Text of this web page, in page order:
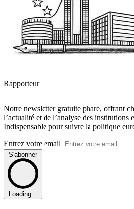
Rapporteur
Notre newsletter gratuite phare, offrant
l’actualité et de l’analyse des institutions
Indispensable pour suivre la politique
Entrez votre email
S'abonner
Loading...